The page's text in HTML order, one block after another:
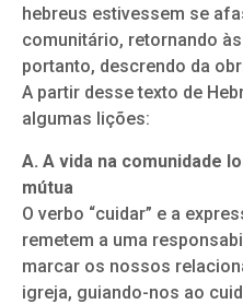
hebreus estivessem se
comunitário, retornando
portanto, descrendo da
A partir desse texto de
algumas lições:
A. A vida na comunidade
mútua
O verbo “cuidar” e a
remetem a uma
marcar os nossos
igreja, guiando-nos ao